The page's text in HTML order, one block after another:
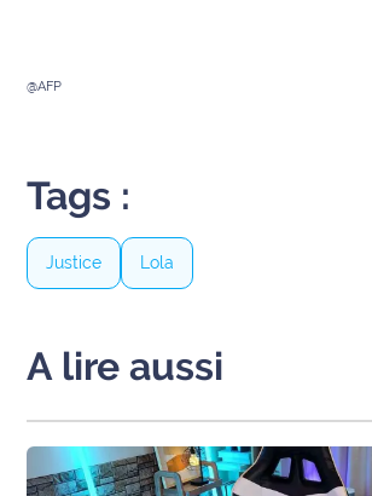
Social
Transport
International
Municipales
@AFP
Tags :
Justice Lola
A lire aussi